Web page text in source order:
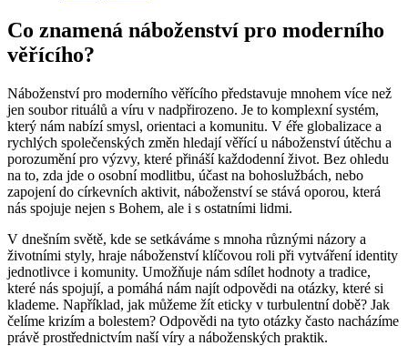
Co znamená náboženství pro moderního
věřícího?
Náboženství pro moderního věřícího představuje mnohem více než
jen soubor rituálů a víru v nadpřirozeno. Je to komplexní systém,
který nám nabízí smysl, orientaci a komunitu. V éře globalizace a
rychlých společenských změn hledají věřící u náboženství útěchu a
porozumění pro výzvy, které přináší každodenní život. Bez ohledu
na to, zda jde o osobní modlitbu, účast na bohoslužbách, nebo
zapojení do církevních aktivit, náboženství se stává oporou, která
nás spojuje nejen s Bohem, ale i s ostatními lidmi.
V dnešním světě, kde se setkáváme s mnoha různými názory a
životními styly, hraje náboženství klíčovou roli při vytváření identity
jednotlivce i komunity. Umožňuje nám sdílet hodnoty a tradice,
které nás spojují, a pomáhá nám najít odpovědi na otázky, které si
klademe. Například, jak můžeme žít eticky v turbulentní době? Jak
čelíme krizím a bolestem? Odpovědi na tyto otázky často nacházíme
právě prostřednictvím naší víry a náboženských praktik.